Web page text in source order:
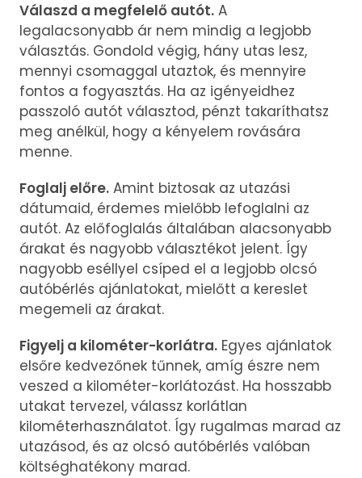
Válaszd a megfelelő autót. A
legalacsonyabb ár nem mindig a legjobb
választás. Gondold végig, hány utas lesz,
mennyi csomaggal utaztok, és mennyire
fontos a fogyasztás. Ha az igényeidhez
passzoló autót választod, pénzt takaríthatsz
meg anélkül, hogy a kényelem rovására
menne.
Foglalj előre. Amint biztosak az utazási
dátumaid, érdemes mielőbb lefoglalni az
autót. Az előfoglalás általában alacsonyabb
árakat és nagyobb választékot jelent. Így
nagyobb eséllyel csíped el a legjobb olcsó
autóbérlés ajánlatokat, mielőtt a kereslet
megemeli az árakat.
Figyelj a kilométer-korlátra. Egyes ajánlatok
elsőre kedvezőnek tűnnek, amíg észre nem
veszed a kilométer-korlátozást. Ha hosszabb
utakat tervezel, válassz korlátlan
kilométerhasználatot. Így rugalmas marad az
utazásod, és az olcsó autóbérlés valóban
költséghatékony marad.